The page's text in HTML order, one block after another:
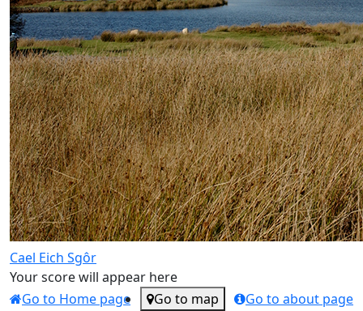
Cael Eich Sgôr
Your score will appear here
Go to Home page
Go to map
Go to about page